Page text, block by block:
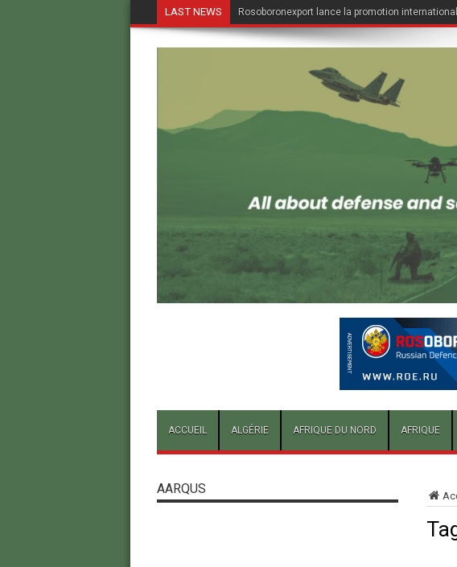
LAST NEWS Rosoboronexport lance la promotion
ACCUEIL ALGÉRIE AFRIQUE DU NORD AFRIQUE
AARQUS